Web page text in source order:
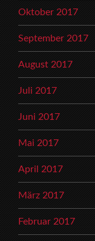
Oktober 2017
September 2017
August 2017
Juli 2017
Juni 2017
Mai 2017
April 2017
März 2017
Februar 2017